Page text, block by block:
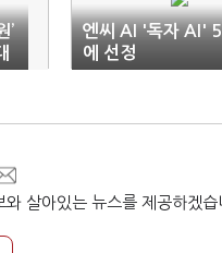
’
엔씨 AI '독자 AI'
에 선정
와 살아있는 뉴스를 제공하겠습